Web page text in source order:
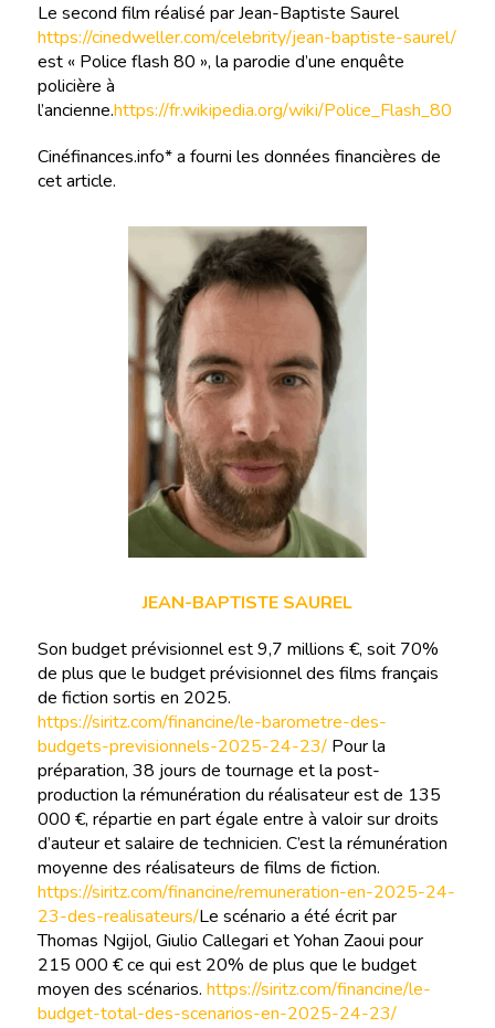
Le second film réalisé par Jean-Baptiste Saurel
https://cinedweller.com/celebrity/jean-baptiste-saurel/
est « Police flash 80 », la parodie d’une enquête
policière à
l’ancienne.https://fr.wikipedia.org/wiki/Police_Flash_80
Cinéfinances.info* a fourni les données financières de
cet article.
JEAN-BAPTISTE SAUREL
Son budget prévisionnel est 9,7 millions €, soit 70%
de plus que le budget prévisionnel des films français
de fiction sortis en 2025.
https://siritz.com/financine/le-barometre-des-
budgets-previsionnels-2025-24-23/Pour la
préparation, 38 jours de tournage et la post-
production la rémunération du réalisateur est de 135
000 €, répartie en part égale entre à valoir sur droits
d’auteur et salaire de technicien. C’est la rémunération
moyenne des réalisateurs de films de fiction.
https://siritz.com/financine/remuneration-en-2025-24-
23-des-realisateurs/Le scénario a été écrit par
Thomas Ngijol, Giulio Callegari et Yohan Zaoui pour
215 000 € ce qui est 20% de plus que le budget
moyen des scénarios. https://siritz.com/financine/le-
budget-total-des-scenarios-en-2025-24-23/